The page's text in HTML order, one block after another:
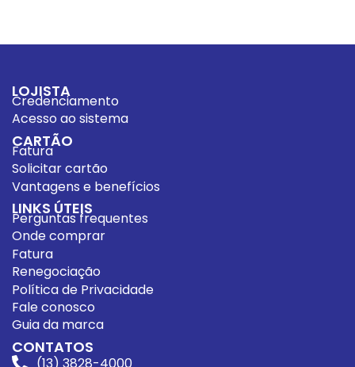
LOJISTA
Credenciamento
Acesso ao sistema
CARTÃO
Fatura
Solicitar cartão
Vantagens e benefícios
LINKS ÚTEIS
Perguntas frequentes
Onde comprar
Fatura
Renegociação
Política de Privacidade
Fale conosco
Guia da marca
CONTATOS
(13) 3828-4000